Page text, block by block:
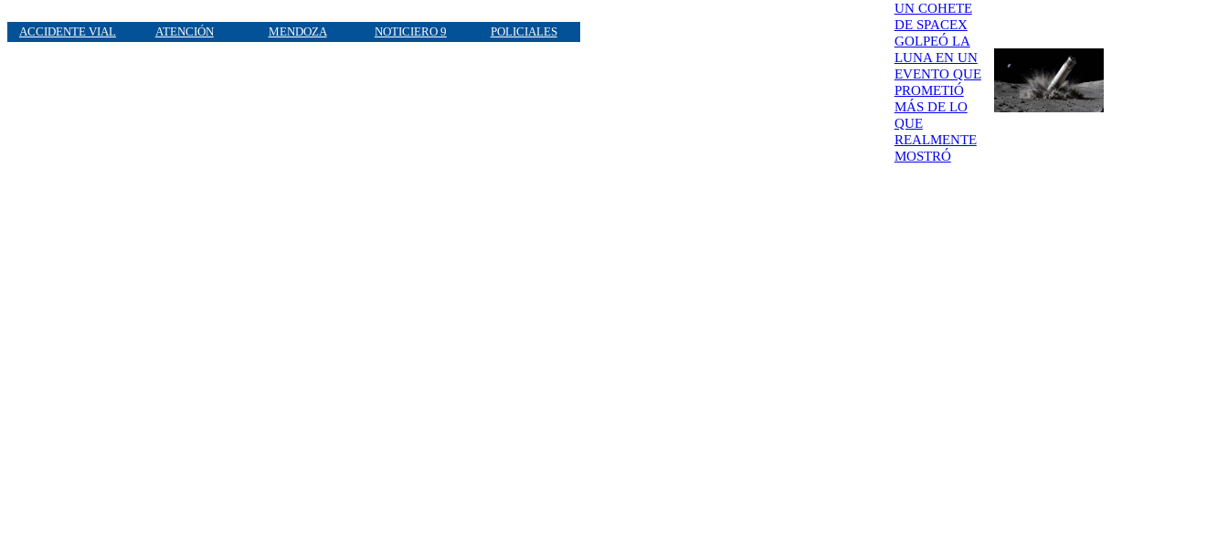
ACCIDENTE VIAL ATENCIÓN MENDOZA NOTICIERO 9 POLICIALES
UN COHETE
DE SPACEX
GOLPEÓ LA
LUNA EN UN
EVENTO QUE
PROMETIÓ
MÁS DE LO
QUE
REALMENTE
MOSTRÓ